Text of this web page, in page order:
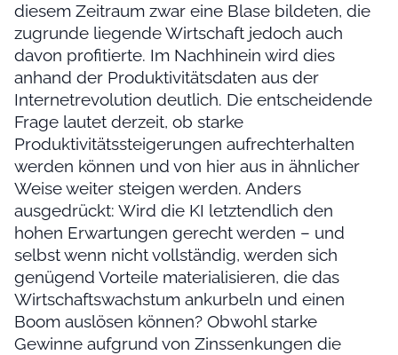
diesem Zeitraum zwar eine Blase bildeten, die
zugrunde liegende Wirtschaft jedoch auch
davon profitierte. Im Nachhinein wird dies
anhand der Produktivitätsdaten aus der
Internetrevolution deutlich. Die entscheidende
Frage lautet derzeit, ob starke
Produktivitätssteigerungen aufrechterhalten
werden können und von hier aus in ähnlicher
Weise weiter steigen werden. Anders
ausgedrückt: Wird die KI letztendlich den
hohen Erwartungen gerecht werden – und
selbst wenn nicht vollständig, werden sich
genügend Vorteile materialisieren, die das
Wirtschaftswachstum ankurbeln und einen
Boom auslösen können? Obwohl starke
Gewinne aufgrund von Zinssenkungen die